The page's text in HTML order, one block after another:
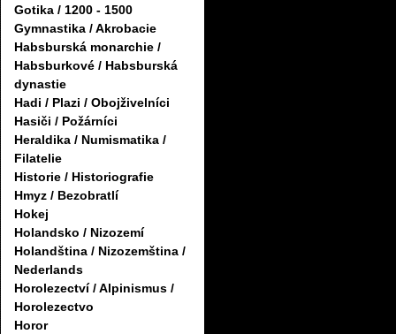
Gotika / 1200 - 1500
Gymnastika / Akrobacie
Habsburská monarchie /
Habsburkové / Habsburská
dynastie
Hadi / Plazi / Obojživelníci
Hasiči / Požárníci
Heraldika / Numismatika /
Filatelie
Historie / Historiografie
Hmyz / Bezobratlí
Hokej
Holandsko / Nizozemí
Holandština / Nizozemština /
Nederlands
Horolezectví / Alpinismus /
Horolezectvo
Horor